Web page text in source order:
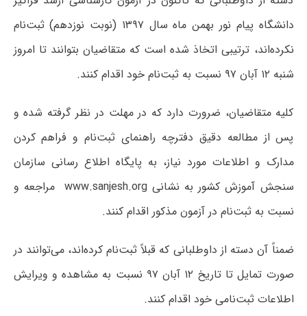
دانشگاه پیام نور بهمن ماه سال ۱۳۹۷ (نوبت نوزدهم) ثبت‌نام
نکرده‌اند، ترتیبی اتخاذ شده است که متقاضیان بتوانند تا امروز
‌شنبه ۱۲ آبان ۹۷ نسبت به ثبت‌نام خود اقدام کنند.
کلیه متقاضیان، ضرورت دارد که در مهلت در نظر گرفته شده و
پس از مطالعه دقیق دفترچه راهنمای ثبت‌نام و فراهم کردن
مدارک و اطلاعات مورد نیاز، به پایگاه اطلاع رسانی سازمان
سنجش‌ آموزش کشور به نشانی www.sanjesh.org مراجعه و
نسبت به ثبت‌نام در آزمون مذکور اقدام کنند.
ضمناً آن دسته از داوطلبانی که قبلاً ثبت‌نام کرده‌اند، می‌توانند در
صورت تمایل تا تاریخ ۱۲ آبان ۹۷ نسبت به مشاهده و ویرایش
اطلاعات ثبت‌نامی خود اقدام کنند.